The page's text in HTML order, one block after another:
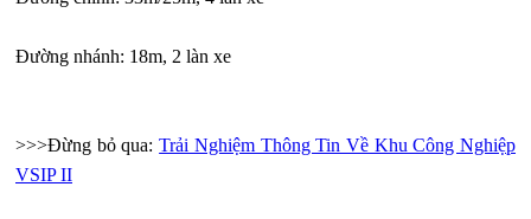
Đường nhánh: 18m, 2 làn xe
>>>Đừng bỏ qua:Trải Nghiệm Thông Tin Về Khu Công Nghiệp
VSIP II